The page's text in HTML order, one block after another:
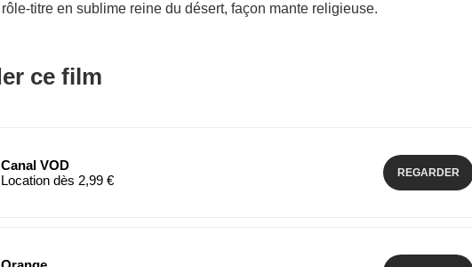
titre en sublime reine du désert, façon mante religieuse.
ce film
Canal VOD
Location dès 2,99 €
REGARDER